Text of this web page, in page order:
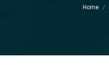
Home